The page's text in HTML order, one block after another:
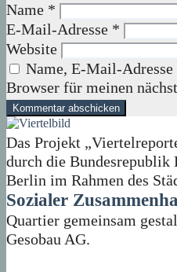
Name *
E-Mail-Adresse *
Website
Name, E-Mail-Adresse
Browser für meinen
Das Projekt
durch die Bundesrepublik
Berlin im Rahmen des
Sozialer
Quartier gemeinsam
Gesobau AG.